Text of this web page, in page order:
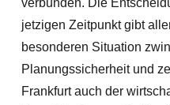
jetzigen Zeitpunkt gibt
besonderen Situation
Planungssicherheit und
Frankfurt auch der